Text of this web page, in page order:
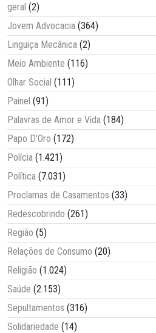
geral (2)
Jovem Advocacia (364)
Linguiça Mecânica (2)
Meio Ambiente (116)
Olhar Social (111)
Painel (91)
Palavras de Amor e Vida (184)
Papo D'Oro (172)
Polícia (1.421)
Política (7.031)
Proclamas de Casamentos (33)
Redescobrindo (261)
Região (5)
Relações de Consumo (20)
Religião (1.024)
Saúde (2.153)
Sepultamentos (316)
Solidariedade (14)